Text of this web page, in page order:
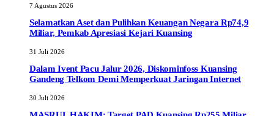
7 Agustus 2026
Selamatkan Aset dan Pulihkan Keuangan Negara Rp74,9
Miliar, Pemkab Apresiasi Kejari Kuansing
31 Juli 2026
Dalam Ivent Pacu Jalur 2026, Diskominfoss Kuansing
Gandeng Telkom Demi Memperkuat Jaringan Internet
30 Juli 2026